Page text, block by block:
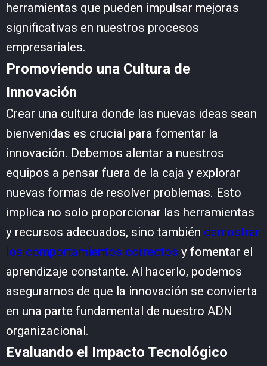
herramientas que pueden impulsar mejoras
significativas en nuestros procesos
empresariales.
Promoviendo una Cultura de
Innovación
Crear una cultura donde las nuevas ideas sean
bienvenidas es crucial para fomentar la
innovación. Debemos alentar a nuestros
equipos a pensar fuera de la caja y explorar
nuevas formas de resolver problemas. Esto
implica no solo proporcionar las herramientas
y recursos adecuados, sino también demostrar
los comportamientos correctos y fomentar el
aprendizaje constante. Al hacerlo, podemos
asegurarnos de que la innovación se convierta
en una parte fundamental de nuestro ADN
organizacional.
Evaluando el Impacto Tecnológico